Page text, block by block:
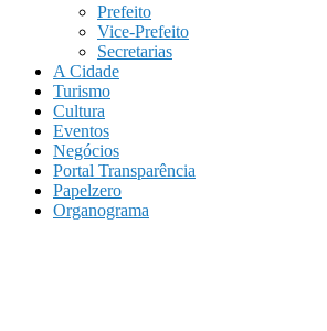
Prefeito
Vice-Prefeito
Secretarias
A Cidade
Turismo
Cultura
Eventos
Negócios
Portal Transparência
Papelzero
Organograma